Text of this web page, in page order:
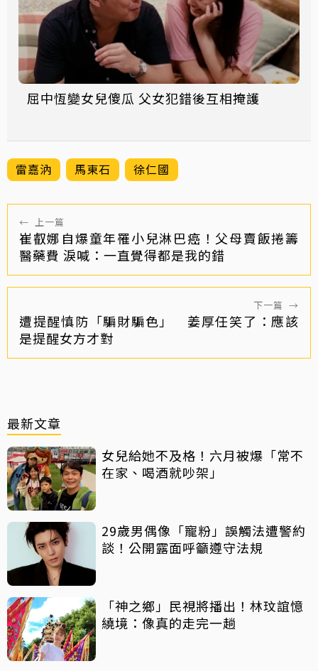
屈中恆變女兒傻瓜 父女犯錯後互相掩護
雷嘉汭 馬東石 徐仁國
← 上一篇
崔叡娜自爆童年罹小兒淋巴癌！父母賣飯捲籌
醫藥費 淚喊：一直覺得都是我的錯
下一篇 →
遭提醒慎防「騙財騙色」 姜厚任笑了：應該
是提醒女方才對
最新文章
女兒給她不及格！六月被爆「常不
在家、喝酒就吵架」
29歲男偶像「寵粉」誤觸法遭警約
談！公開露面呼籲遵守法規
「神之鄉」民視將播出！林玟誼憶
繞境：像真的走完一趟